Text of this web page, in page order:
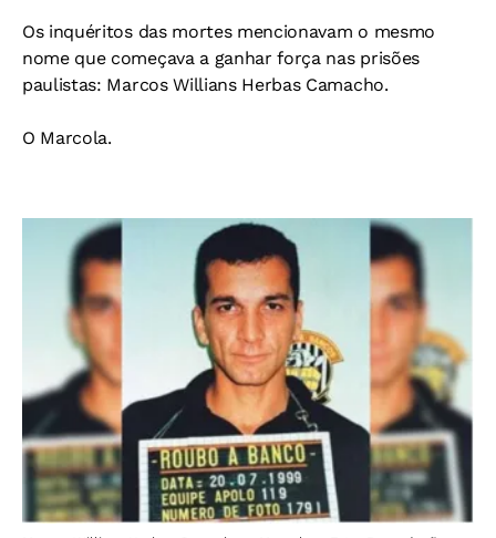
Os inquéritos das mortes mencionavam o mesmo
nome que começava a ganhar força nas prisões
paulistas: Marcos Willians Herbas Camacho.
O Marcola.